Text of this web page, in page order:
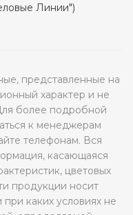
Линии")
представленные на
характер и не
более подробной
к менеджерам
телефонам. Вся
касающаяся
цветовых
продукции носит
каких условиях не